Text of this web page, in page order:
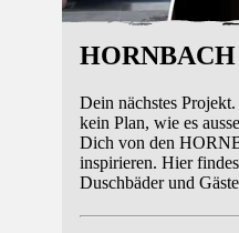
HORNBACH
Dein nächstes
kein Plan, wie es
Dich von den
inspirieren. Hier
Duschbäder und